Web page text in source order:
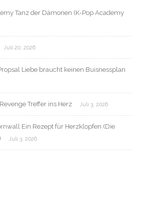
Tanz der Dämonen (K-Pop Academy
Juli 20, 2026
Liebe braucht keinen Buisnessplan
Treffer ins Herz Juli 3, 2026
Ein Rezept für Herzklopfen (Die
Juli 3, 2026